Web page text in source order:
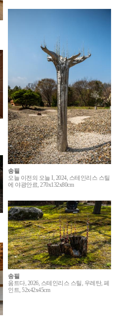
송필
오늘 이전의 오늘 I, 2024, 스테인리스 스틸
에 야광안료, 270x132x80cm
송필
움트다, 2026, 스테인리스 스틸, 우레탄, 페
인트, 52x42x45cm